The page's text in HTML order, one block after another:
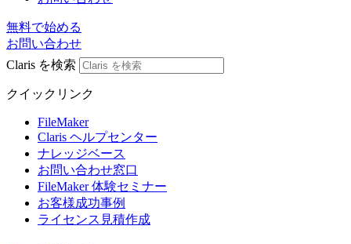
無料で始める
お問い合わせ
Claris を検索
クイックリンク
FileMaker
Claris ヘルプセンター
ナレッジベース
お問い合わせ窓口
FileMaker 体験セミナー
お客様成功事例
ライセンス見積作成